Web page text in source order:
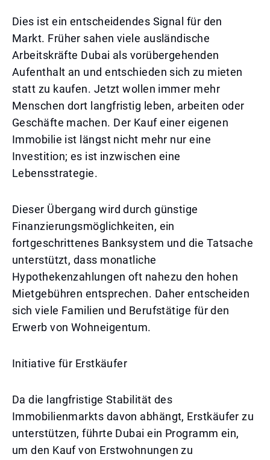
Dies ist ein entscheidendes Signal für den
Markt. Früher sahen viele ausländische
Arbeitskräfte Dubai als vorübergehenden
Aufenthalt an und entschieden sich zu mieten
statt zu kaufen. Jetzt wollen immer mehr
Menschen dort langfristig leben, arbeiten oder
Geschäfte machen. Der Kauf einer eigenen
Immobilie ist längst nicht mehr nur eine
Investition; es ist inzwischen eine
Lebensstrategie.
Dieser Übergang wird durch günstige
Finanzierungsmöglichkeiten, ein
fortgeschrittenes Banksystem und die Tatsache
unterstützt, dass monatliche
Hypothekenzahlungen oft nahezu den hohen
Mietgebühren entsprechen. Daher entscheiden
sich viele Familien und Berufstätige für den
Erwerb von Wohneigentum.
Initiative für Erstkäufer
Da die langfristige Stabilität des
Immobilienmarkts davon abhängt, Erstkäufer zu
unterstützen, führte Dubai ein Programm ein,
um den Kauf von Erstwohnungen zu